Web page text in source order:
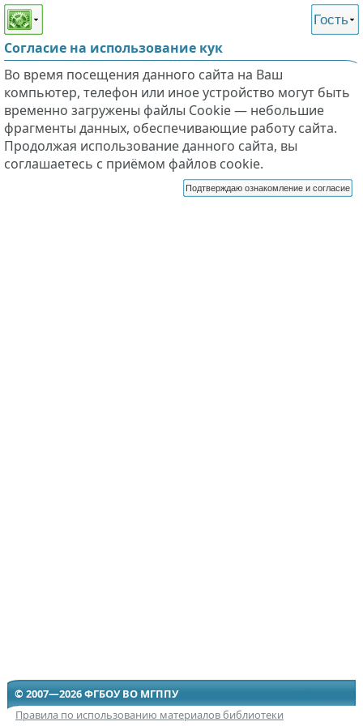
Этот сайт поддерживает
слабовидящих
Гость
Согласие на использование кук
Во время посещения данного сайта на Ваш
компьютер, телефон или иное устройство могут быть
временно загружены файлы Cookie — небольшие
фрагменты данных, обеспечивающие работу сайта.
Продолжая использование данного сайта, вы
соглашаетесь с приёмом файлов cookie.
Подтверждаю ознакомление и согласие
© 2007—2026 ФГБОУ ВО МГППУ
Правила по использованию материалов библиотеки